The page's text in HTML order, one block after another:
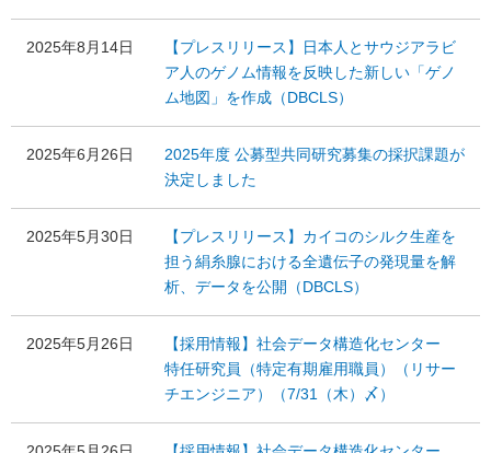
2025年8月14日
【プレスリリース】日本人とサウジアラビ
ア人のゲノム情報を反映した新しい「ゲノ
ム地図」を作成（DBCLS）
2025年6月26日
2025年度 公募型共同研究募集の採択課題が
決定しました
2025年5月30日
【プレスリリース】カイコのシルク生産を
担う絹糸腺における全遺伝子の発現量を解
析、データを公開（DBCLS）
2025年5月26日
【採用情報】社会データ構造化センター
特任研究員（特定有期雇用職員）（リサー
チエンジニア）（7/31（木）〆）